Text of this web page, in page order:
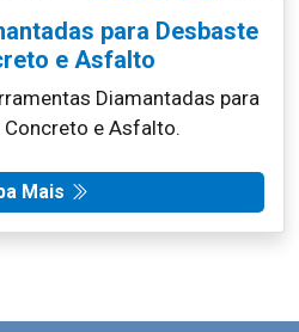
para Desbaste
e Asfalto
Diamantadas para
e Asfalto.
Mais